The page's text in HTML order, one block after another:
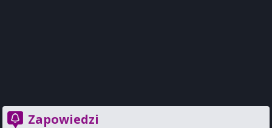
Zapowiedzi